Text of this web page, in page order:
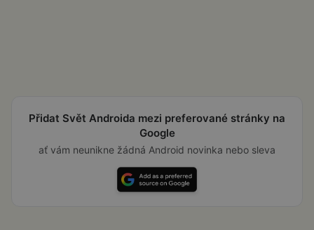
Přidat Svět Androida mezi preferované stránky na
Google
ať vám neunikne žádná Android novinka nebo sleva